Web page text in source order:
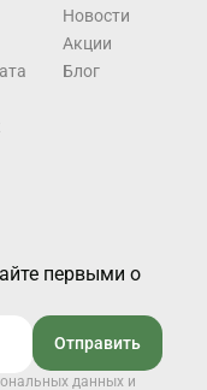
Новости
Акции
Блог
первыми о
Отправить
данных и